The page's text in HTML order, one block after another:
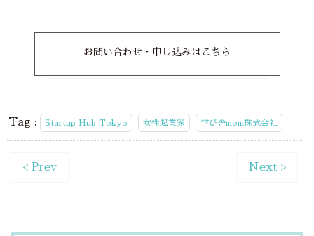
お問い合わせ・申し込みはこちら
Tag : Startup Hub Tokyo 女性起業家 学び舎mom株式会社
< Prev Next >